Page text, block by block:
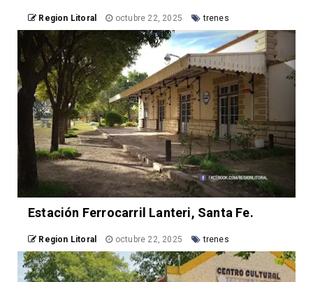
Region Litoral octubre 22, 2025 trenes
Estación Ferrocarril Lanteri, Santa Fe.
Region Litoral octubre 22, 2025 trenes